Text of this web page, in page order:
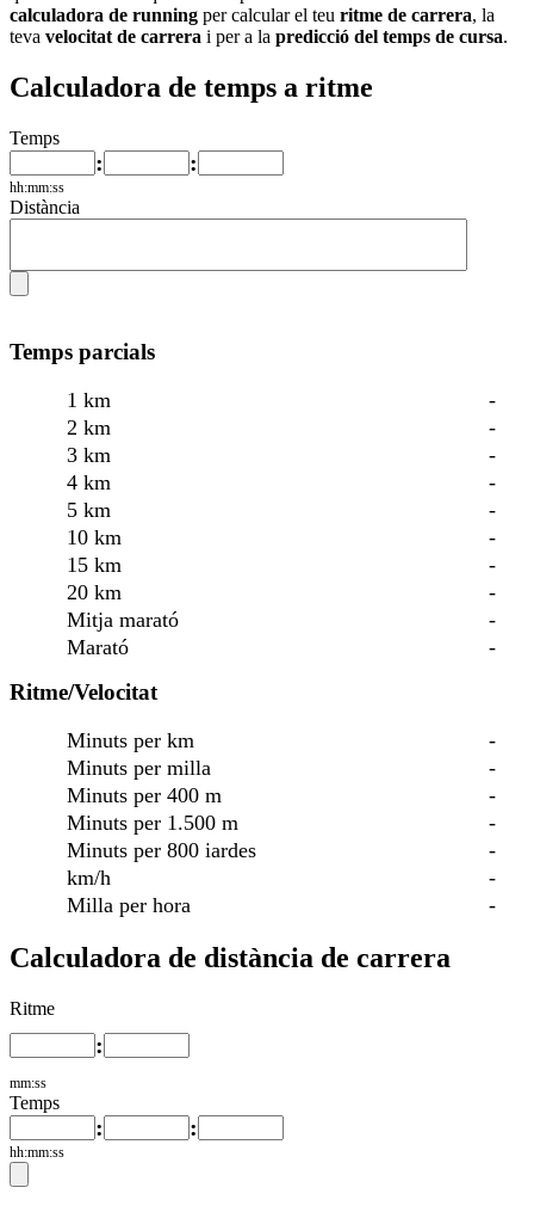
calculadora de running per calcular el teu ritme de carrera, la
teva velocitat de carrera i per a la predicció del temps de cursa.
Calculadora de temps a ritme
Temps
: :
hh:mm:ss
Distància
Temps parcials
1 km
-
2 km
-
3 km
-
4 km
-
5 km
-
10 km
-
15 km
-
20 km
-
Mitja marató
-
Marató
-
Ritme/Velocitat
Minuts per km
-
Minuts per milla
-
Minuts per 400 m
-
Minuts per 1.500 m
-
Minuts per 800 iardes
-
km/h
-
Milla per hora
-
Calculadora de distància de carrera
Ritme
:
mm:ss
Temps
: :
hh:mm:ss